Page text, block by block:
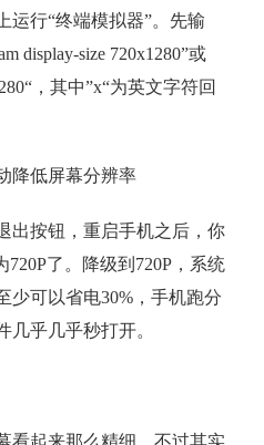
运行“终端模拟器”。先输
display-size 720x1280”或
，其中”x“为英文字符回
出按钮，重启手机之后，你
720P了。降级到720P，系统
少可以省电30%，手机跑分
几乎几乎秒打开。
看起来那么精细，不过其实